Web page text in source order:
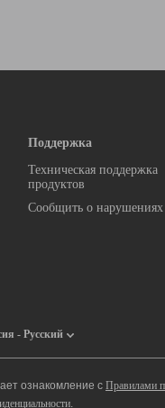
Поддержка
Техническая поддержка
продуктов
Сообщить о нарушениях
- Русский
ознакомление с Правилами
.